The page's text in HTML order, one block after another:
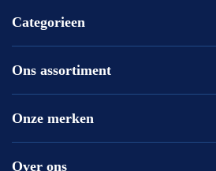
Categorieen
Altrex ladder
Altrex trap
Altrex kamersteiger
Rolsteiger kopen
Kamersteiger kopen
Ons assortiment
Altrex
ASC
DAS
Onze merken
Altrex
Over ons